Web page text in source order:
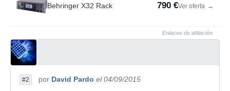
Behringer X32 Rack 790 €Ver oferta →
Enlaces de afiliación
#2 por David Pardo el 04/09/2015